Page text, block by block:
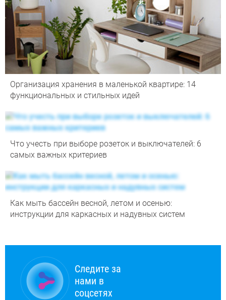
Организация хранения в маленькой квартире: 14
функциональных и стильных идей
Что учесть при выборе розеток и выключателей: 6
самых важных критериев
Как мыть бассейн весной, летом и осенью:
инструкции для каркасных и надувных систем
Следите за
нами в
соцсетях